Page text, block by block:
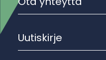
Uutiskirje